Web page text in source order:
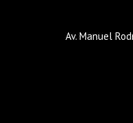
Av. Manuel